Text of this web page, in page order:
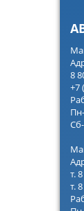
8
+7
т.
т.